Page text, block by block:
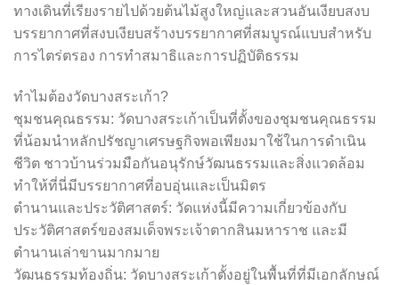
ทางเดินที่เรียงรายไปด้วยต้นไม้สูงใหญ่และสวนอันเงียบสงบ
บรรยากาศที่สงบเงียบสร้างบรรยากาศที่สมบูรณ์แบบสำหรับ
การไตร่ตรอง การทำสมาธิและการปฏิบัติธรรม
ทำไมต้องวัดบางสระเก้า?
ชุมชนคุณธรรม: วัดบางสระเก้าเป็นที่ตั้งของชุมชนคุณธรรม
ที่น้อมนำหลักปรัชญาเศรษฐกิจพอเพียงมาใช้ในการดำเนิน
ชีวิต ชาวบ้านร่วมมือกันอนุรักษ์วัฒนธรรมและสิ่งแวดล้อม
ทำให้ที่นี่มีบรรยากาศที่อบอุ่นและเป็นมิตร
ตำนานและประวัติศาสตร์: วัดแห่งนี้มีความเกี่ยวข้องกับ
ประวัติศาสตร์ของสมเด็จพระเจ้าตากสินมหาราช และมี
ตำนานเล่าขานมากมาย
วัฒนธรรมท้องถิ่น: วัดบางสระเก้าตั้งอยู่ในพื้นที่ที่มีเอกลักษณ์